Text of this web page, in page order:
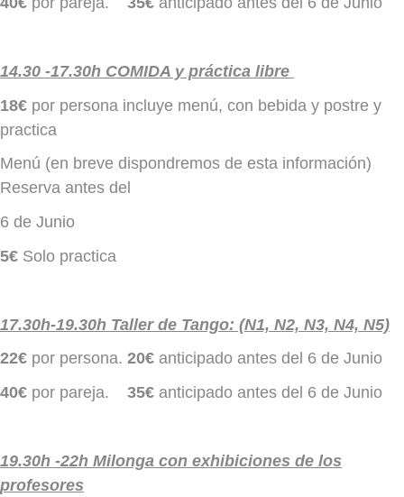
14.30 -17.30h COMIDA y práctica libre
18€ por persona incluye menú, con bebida y postre y
practica
Menú (en breve dispondremos de esta información)
Reserva antes del
6 de Junio
5€ Solo practica
17.30h-19.30h Taller de Tango: (N1, N2, N3, N4, N5)
22€ por persona. 20€ anticipado antes del 6 de Junio
40€ por pareja. 35€ anticipado antes del 6 de Junio
19.30h -22h Milonga con exhibiciones de los
profesores